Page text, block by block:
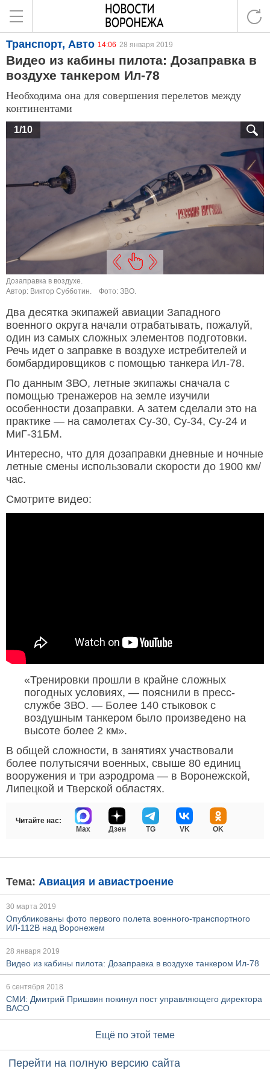
Транспорт, Авто 14:06 28 января 2019
Видео из кабины пилота: Дозаправка в
воздухе танкером Ил-78
Необходима она для совершения перелетов между
континентами
1/10
Дозаправка в воздухе.
Автор: Виктор Субботин.
Фото: ЗВО.
Два десятка экипажей авиации Западного
военного округа начали отрабатывать, пожалуй,
один из самых сложных элементов подготовки.
Речь идет о заправке в воздухе истребителей и
бомбардировщиков с помощью танкера Ил-78.
По данным ЗВО, летные экипажы сначала с
помощью тренажеров на земле изучили
особенности дозаправки. А затем сделали это на
практике — на самолетах Су-30, Су-34, Су-24 и
МиГ-31БМ.
Интересно, что для дозаправки дневные и ночные
летные смены использовали скорости до 1900 км/
час.
Смотрите видео:
«Тренировки прошли в крайне сложных
погодных условиях, — пояснили в пресс-
службе ЗВО. — Более 140 стыковок с
воздушным танкером было произведено на
высоте более 2 км».
В общей сложности, в занятиях участвовали
более полутысячи военных, свыше 80 единиц
вооружения и три аэродрома — в Воронежской,
Липецкой и Тверской областях.
Читайте нас:
Max
Дзен TG VK OK
Тема: Авиация и авиастроение
30 марта 2019
Опубликованы фото первого полета военного-транспортного
ИЛ-112В над Воронежем
28 января 2019
Видео из кабины пилота: Дозаправка в воздухе танкером Ил-78
6 сентября 2018
СМИ: Дмитрий Пришвин покинул пост управляющего директора
ВАСО
Ещё по этой теме
Перейти на полную версию сайта